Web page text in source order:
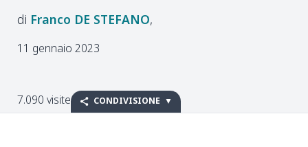
Franco DE STEFANO
11 gennaio 2023
7.090 visite CONDIVISIONE